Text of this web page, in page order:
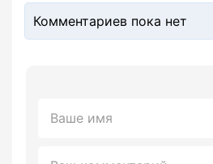
Комментариев пока нет